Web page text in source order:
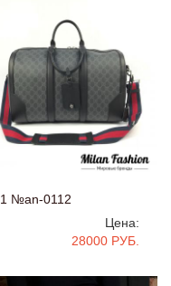
1 №an-0112
Цена:
28000 РУБ.